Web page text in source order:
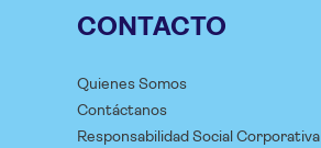
CONTACTO
Quienes Somos
Contáctanos
Responsabilidad Social Corporativa